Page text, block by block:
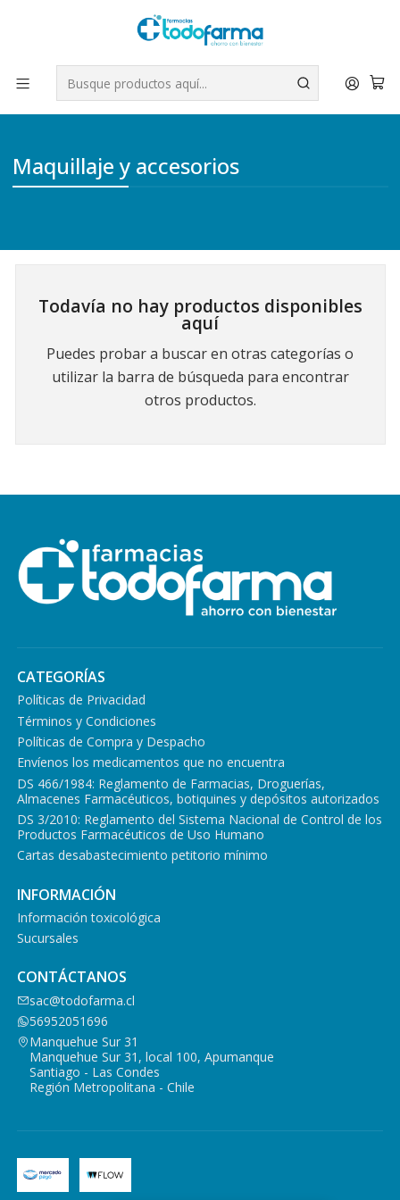
Tus compras tienen envío GRATIS por Rappi - Atención exclusiva
para Chile | WhatsApp +56
Leer más
Inicio Belleza Maquillaje y accesorios
Maquillaje y accesorios
Todavía no hay productos disponibles
aquí
Puedes probar a buscar en otras categorías o
utilizar la barra de búsqueda para encontrar
otros productos.
CATEGORÍAS
Políticas de Privacidad
Términos y Condiciones
Políticas de Compra y Despacho
Envíenos los medicamentos que no encuentra
DS 466/1984: Reglamento de Farmacias, Droguerías,
Almacenes Farmacéuticos, botiquines y depósitos autorizados
DS 3/2010: Reglamento del Sistema Nacional de Control de los
Productos Farmacéuticos de Uso Humano
Cartas desabastecimiento petitorio mínimo
INFORMACIÓN
Información toxicológica
Sucursales
CONTÁCTANOS
sac@todofarma.cl
56952051696
Manquehue Sur 31
Manquehue Sur 31, local 100, Apumanque
Santiago - Las Condes
Región Metropolitana - Chile